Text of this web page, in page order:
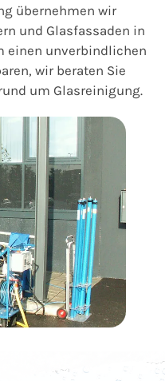
übernehmen wir
und Glasfassaden in
einen unverbindlichen
wir beraten Sie
um Glasreinigung.